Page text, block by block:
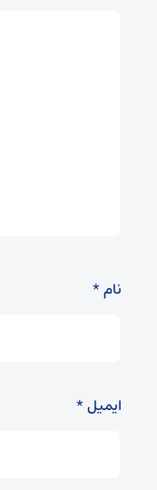
نام*
ایمیل*